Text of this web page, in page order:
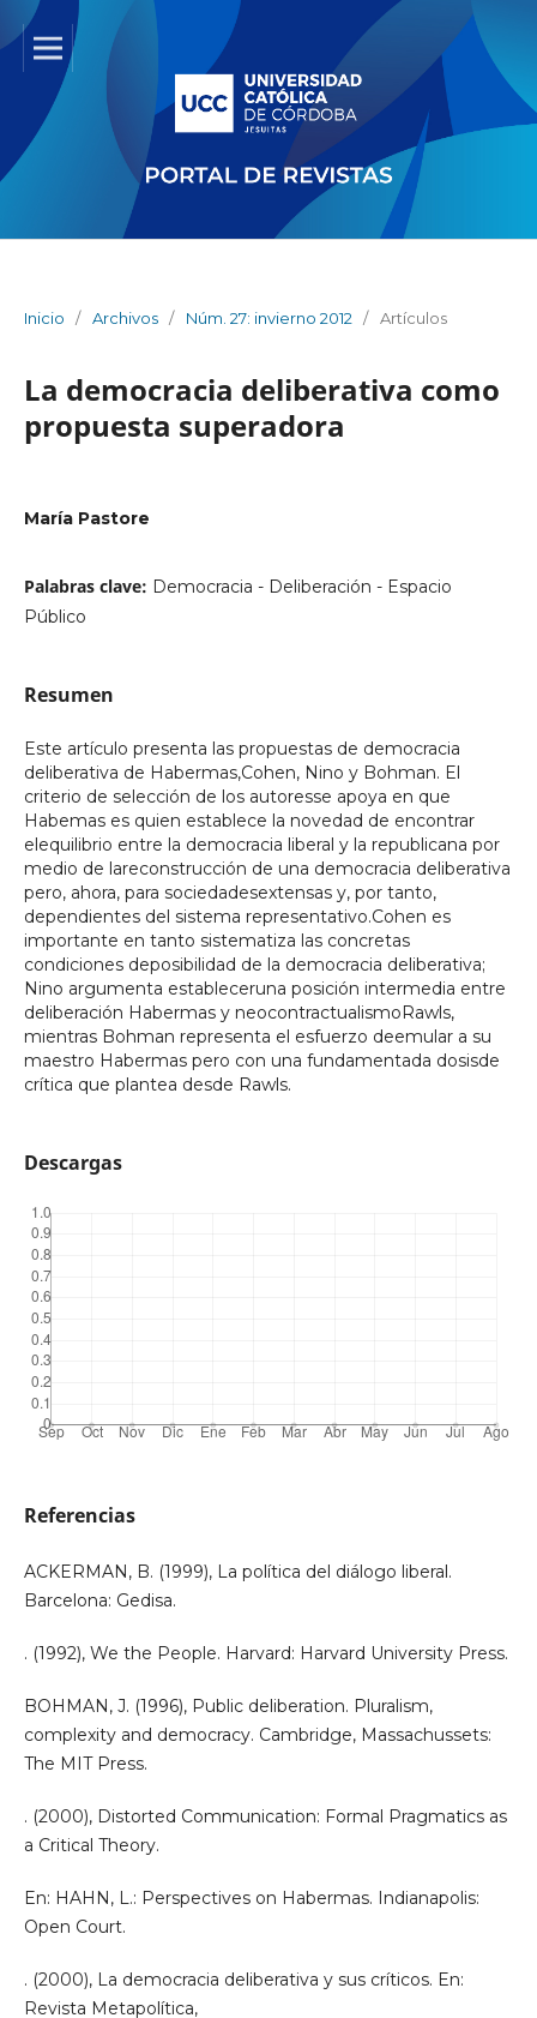
Inicio / Archivos / Núm. 27: invierno 2012 / Artículos
La democracia deliberativa como
propuesta superadora
María Pastore
Palabras clave: Democracia - Deliberación - Espacio
Público
Resumen
Este artículo presenta las propuestas de democracia
deliberativa de Habermas,Cohen, Nino y Bohman. El
criterio de selección de los autoresse apoya en que
Habemas es quien establece la novedad de encontrar
elequilibrio entre la democracia liberal y la republicana por
medio de lareconstrucción de una democracia deliberativa
pero, ahora, para sociedadesextensas y, por tanto,
dependientes del sistema representativo.Cohen es
importante en tanto sistematiza las concretas
condiciones deposibilidad de la democracia deliberativa;
Nino argumenta estableceruna posición intermedia entre
deliberación Habermas y neocontractualismoRawls,
mientras Bohman representa el esfuerzo deemular a su
maestro Habermas pero con una fundamentada dosisde
crítica que plantea desde Rawls.
Descargas
Referencias
ACKERMAN, B. (1999), La política del diálogo liberal.
Barcelona: Gedisa.
. (1992), We the People. Harvard: Harvard University Press.
BOHMAN, J. (1996), Public deliberation. Pluralism,
complexity and democracy. Cambridge, Massachussets:
The MIT Press.
. (2000), Distorted Communication: Formal Pragmatics as
a Critical Theory.
En: HAHN, L.: Perspectives on Habermas. Indianapolis:
Open Court.
. (2000), La democracia deliberativa y sus críticos. En:
Revista Metapolítica,